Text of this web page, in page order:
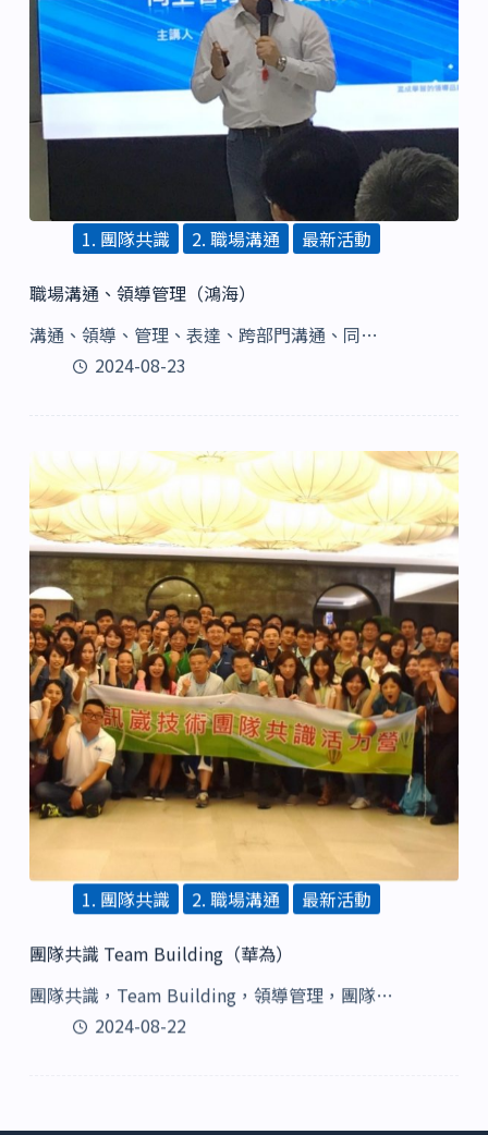
1. 團隊共識 2. 職場溝通 最新活動
職場溝通、領導管理（鴻海）
溝通、領導、管理、表達、跨部門溝通、同…
2024-08-23
1. 團隊共識 2. 職場溝通 最新活動
團隊共識 Team Building（華為）
團隊共識，Team Building，領導管理，團隊…
2024-08-22